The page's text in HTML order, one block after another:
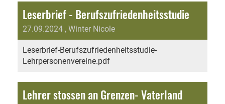
Leserbrief - Berufszufriedenheitsstudie
27.09.2024 , Winter Nicole
Leserbrief-Berufszufriedenheitsstudie-
Lehrpersonenvereine.pdf
Lehrer stossen an Grenzen- Vaterland